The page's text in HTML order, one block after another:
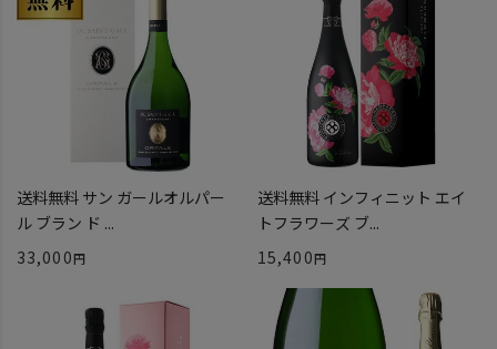
送料無料 サン ガールオルパー
ル ブラン ド ...
33,000
送料無料 インフィニット エイ
トフラワーズ ブ...
15,400